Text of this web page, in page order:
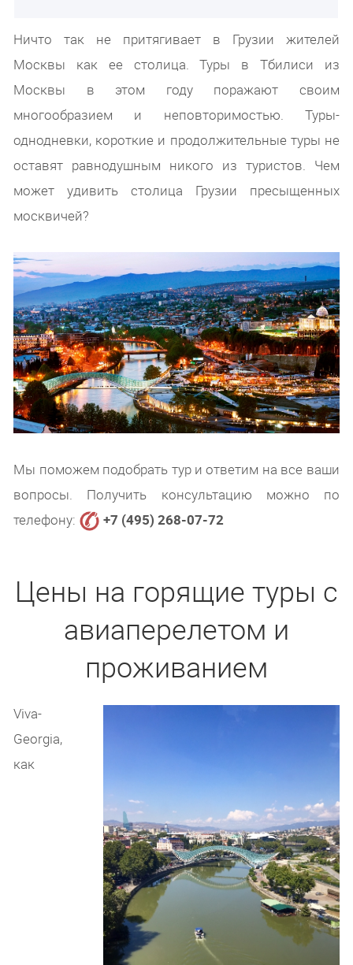
Ничто так не притягивает в Грузии жителей
Москвы как ее столица. Туры в Тбилиси из
Москвы в этом году поражают своим
многообразием и неповторимостью. Туры-
однодневки, короткие и продолжительные туры не
оставят равнодушным никого из туристов. Чем
может удивить столица Грузии пресыщенных
москвичей?
Мы поможем подобрать тур и ответим на все ваши
вопросы. Получить консультацию можно по
телефону:
+7 (495) 268-07-72
Цены на горящие туры с
авиаперелетом и
проживанием
Viva-
Georgia,
как